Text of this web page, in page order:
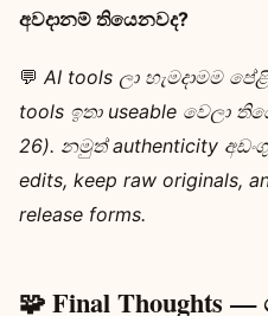
අවදානම් තියෙනවද?
💬 AI tools ලා හැමදාමම
tools ඉතා useable වෙලා
26). නමුත් authenticity
edits, keep raw originals,
release forms.
🧩 Final Thoughts